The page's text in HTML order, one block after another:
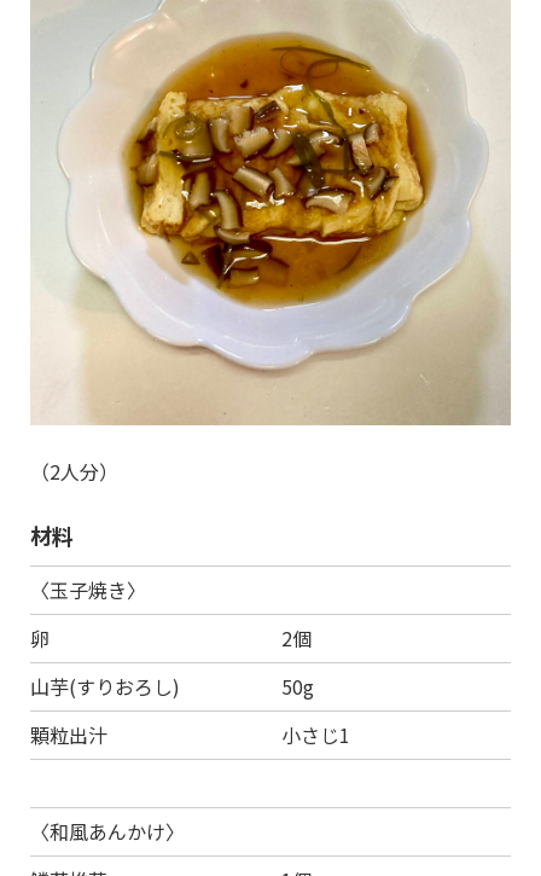
（2人分）
材料
〈玉子焼き〉
卵 2個
山芋(すりおろし) 50g
顆粒出汁 小さじ1
〈和風あんかけ〉